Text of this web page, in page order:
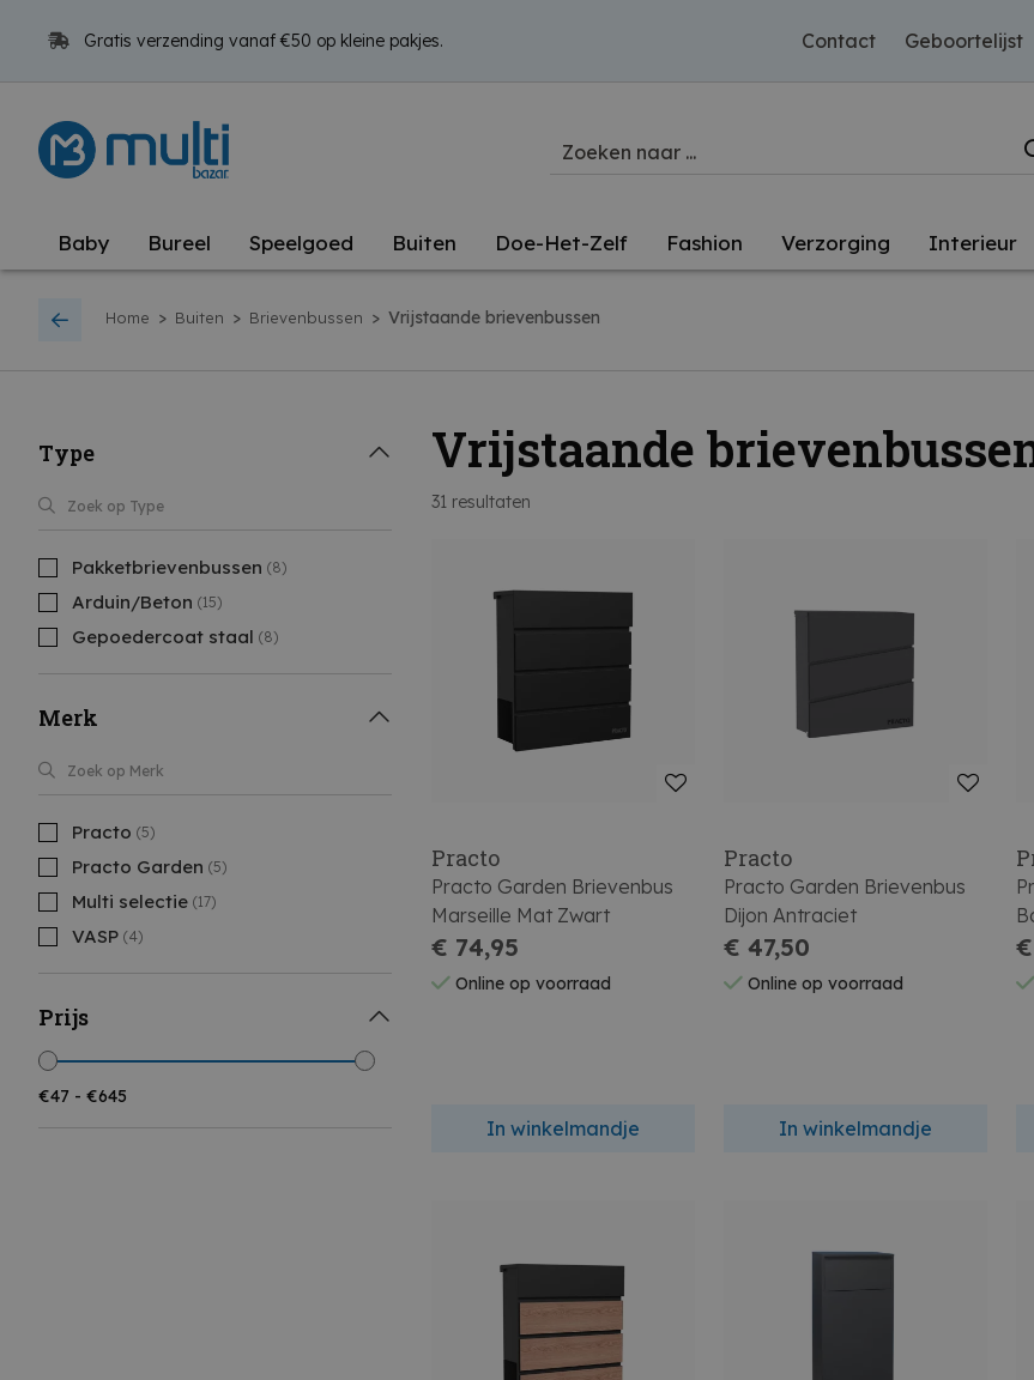
Gratis verzending vanaf €50 op kleine pakjes. Contact Geboortelijst
Baby Bureel Speelgoed Buiten Doe-Het-Zelf Fashion Verzorging Interieur
Home > Buiten > Brievenbussen > Vrijstaande brievenbussen
Type
Pakketbrievenbussen (8)
Arduin/Beton (15)
Gepoedercoat staal (8)
Merk
Practo (5)
Practo Garden (5)
Multi selectie (17)
VASP (4)
Prijs
Vrijstaande
31 resultaten
Practo
Practo Garden Brievenbus
Marseille Mat Zwart
€ 74,95
Online op voorraad
In winkelmandje
Practo
Practo Garden Brievenbus
Dijon Antraciet
€ 47,50
Online op voorraad
In winkelmandje